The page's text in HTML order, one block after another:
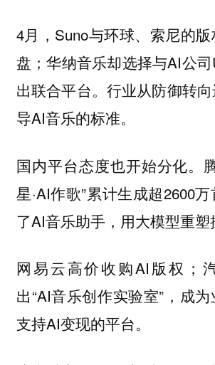
4月，Suno与环球、索尼的
盘；华纳音乐却选择与AI公
出联合平台。行业从防御转
导AI音乐的标准。
国内平台态度也开始分化。
星·AI作歌”累计生成超2600
了AI音乐助手，用大模型重塑
网易云高价收购AI版权；
出“AI音乐创作实验室”，成
支持AI变现的平台。